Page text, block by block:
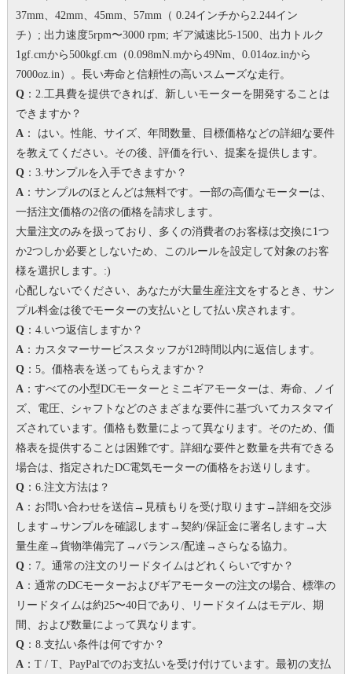
37mm、42mm、45mm、57mm（ 0.24インチから2.244イン
チ）; 出力速度5rpm〜3000 rpm; ギア減速比5-1500、出力トルク
1gf.cmから500kgf.cm（0.098mN.mから49Nm、0.014oz.inから
7000oz.in）。 長い寿命と信頼性の高いスムーズな走行。
Q：2.工具費を提供できれば、新しいモーターを開発することは
できますか？
A： はい。性能、サイズ、年間数量、目標価格などの詳細な要件
を教えてください。その後、評価を行い、提案を提供します。
Q：3.サンプルを入手できますか？
A：サンプルのほとんどは無料です。一部の高価なモーターは、
一括注文価格の2倍の価格を請求します。
大量注文のみを扱っており、多くの消費者のお客様は交換に1つ
か2つしか必要としないため、このルールを設定して対象のお客
様を選択します。 :)
心配しないでください、あなたが大量生産注文をするとき、サン
プル料金は後でモーターの支払いとして払い戻されます。
Q：4.いつ返信しますか？
A：カスタマーサービススタッフが12時間以内に返信します。
Q：5。価格表を送ってもらえますか？
A：すべての小型DCモーターとミニギアモーターは、寿命、ノイ
ズ、電圧、シャフトなどのさまざまな要件に基づいてカスタマイ
ズされています。価格も数量によって異なります。 そのため、価
格表を提供することは困難です。 詳細な要件と数量を共有できる
場合は、指定されたDC電気モーターの価格をお送りします。
Q：6.注文方法は？
A：お問い合わせを送信→見積もりを受け取ります→詳細を交渉
します→サンプルを確認します→契約/保証金に署名します→大
量生産→貨物準備完了→バランス/配達→さらなる協力。
Q：7。 通常の注文のリードタイムはどれくらいですか？
A：通常のDCモーターおよびギアモーターの注文の場合、標準の
リードタイムは約25〜40日であり、リードタイムはモデル、期
間、および数量によって異なります。
Q：8.支払い条件は何ですか？
A：T / T、PayPalでのお支払いを受け付けています。 最初の支払